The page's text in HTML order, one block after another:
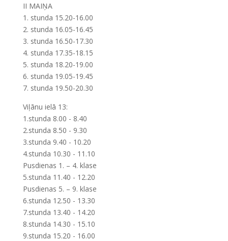
II MAIŅA
1. stunda 15.20-16.00
2. stunda 16.05-16.45
3. stunda 16.50-17.30
4. stunda 17.35-18.15
5. stunda 18.20-19.00
6. stunda 19.05-19.45
7. stunda 19.50-20.30
Viļānu ielā 13:
1.stunda 8.00 - 8.40
2.stunda 8.50 - 9.30
3.stunda 9.40 - 10.20
4.stunda 10.30 - 11.10
Pusdienas 1. – 4. klase
5.stunda 11.40 - 12.20
Pusdienas 5. – 9. klase
6.stunda 12.50 - 13.30
7.stunda 13.40 - 14.20
8.stunda 14.30 - 15.10
9.stunda 15.20 - 16.00